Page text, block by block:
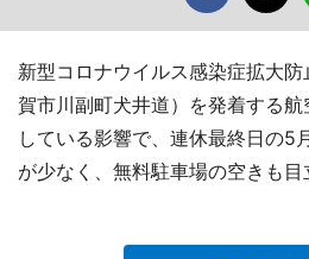
新型コロナウイルス感染症拡大
賀市川副町犬井道）を発着する
している影響で、連休最終日の5
が少なく、無料駐車場の空きも目